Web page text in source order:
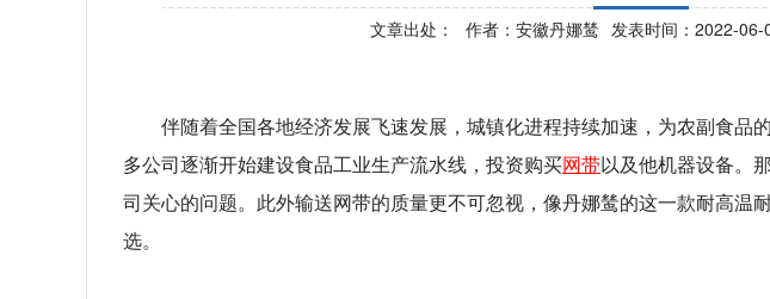
文章出处： 作者：安徽丹娜鸶 发表时间：2022-06-
伴随着全国各地经济发展飞速发展，城镇化进程持续加速，为农副食品
多公司逐渐开始建设食品工业生产流水线，投资购买网带以及他机器设备。那
司关心的问题。此外输送网带的质量更不可忽视，像丹娜鸶的这一款耐高温
选。